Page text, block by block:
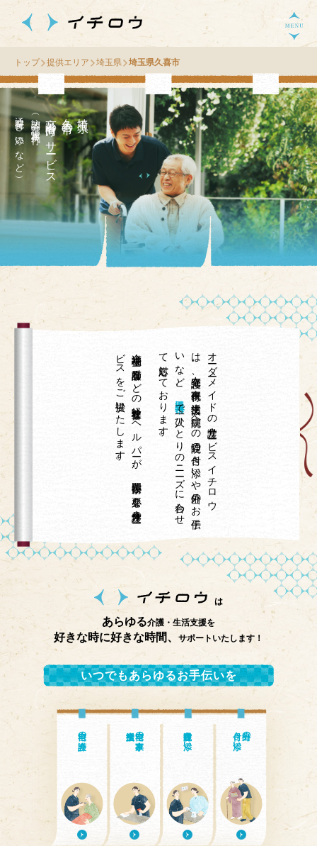
トップ 提供エリア 埼玉県 埼玉県久喜市
埼
玉
県
久
喜
市
の
高齢者向け
サ
ー
ビス
（訪問介護・家事代行
通院付き添いなど）
オ
ーダ
ーメ
イ
ド
の
介護サ
ービ
ス
イ
チ
ロ
ウ
は
、
在宅介護、
家事代行、
生活支援、
病院へ
の
通院の
付き
添い
や
外出の
お
手伝
い
な
ど
、
で
一人ひ
と
り
の
ニ
ーズ
に
合わ
せ
て
対応し
て
お
り
ま
す
。
介護福祉士や
看護師な
ど
の
経験豊富な
ヘ
ル
パ
ーが
、
専門技術が
必要な
身体介護サ
ー
ビ
ス
を
ご
提供い
た
し
ま
す
。
は
あらゆる介護・生活支援を
好きな時に好きな時間、 サポートいたします！
いつでもあらゆるお手伝いを
自宅の介護 自宅の家事・ 通院付き添い 外出の
付き添い